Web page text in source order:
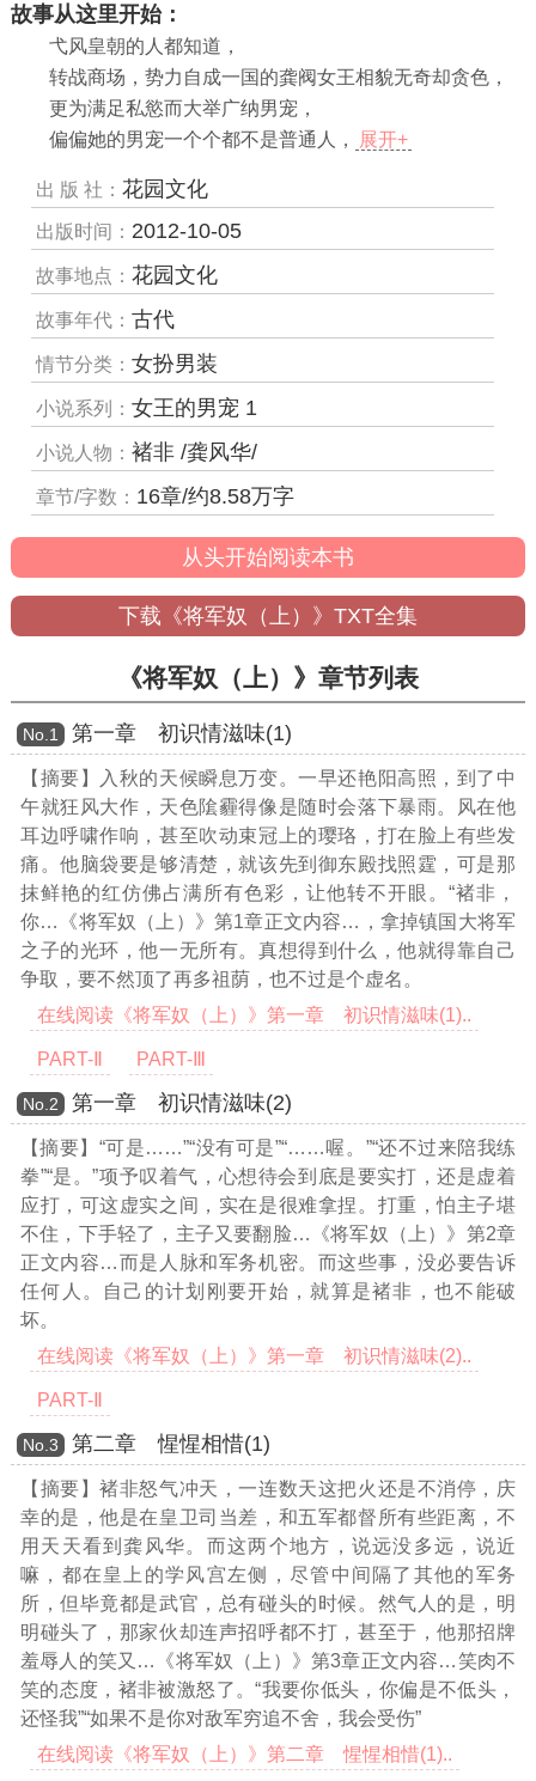
故事从这里开始：
弋风皇朝的人都知道，
转战商场，势力自成一国的龚阀女王相貌无奇却贪色，
更为满足私慾而大举广纳男宠，
偏偏她的男宠一个个都不是普通人，
展开+
出 版 社：花园文化
出版时间： 2012-10-05
故事地点：花园文化
故事年代：古代
情节分类：女扮男装
小说系列：女王的男宠 1
小说人物：褚非 /龚风华/
章节/字数： 16章/约8.58万字
从头开始阅读本书
下载《将军奴（上）》TXT全集
《将军奴（上）》章节列表
Νο.1 第一章 初识情滋味(1)
【摘要】入秋的天候瞬息万变。一早还艳阳高照，到了中
午就狂风大作，天色隂霾得像是随时会落下暴雨。风在他
耳边呼啸作响，甚至吹动束冠上的璎珞，打在脸上有些发
痛。他脑袋要是够清楚，就该先到御东殿找照霆，可是那
抹鲜艳的红仿佛占满所有色彩，让他转不开眼。“褚非，
你…《将军奴（上）》第1章正文内容… ，拿掉镇国大将军
之子的光环，他一无所有。真想得到什么，他就得靠自己
争取，要不然顶了再多祖荫，也不过是个虚名。
在线阅读《将军奴（上）》第一章 初识情滋味(1)..
PART-Ⅱ PART-Ⅲ
Νο.2 第一章 初识情滋味(2)
【摘要】“可是……”“没有可是”“……喔。”“还不过来陪我练
拳”“是。”项予叹着气，心想待会到底是要实打，还是虚着
应打，可这虚实之间，实在是很难拿捏。打重，怕主子堪
不住，下手轻了，主子又要翻脸…《将军奴（上）》第2章
正文内容…而是人脉和军务机密。而这些事，没必要告诉
任何人。自己的计划刚要开始，就算是褚非，也不能破
坏。
在线阅读《将军奴（上）》第一章 初识情滋味(2)..
PART-Ⅱ
Νο.3 第二章 惺惺相惜(1)
【摘要】褚非怒气冲天，一连数天这把火还是不消停，庆
幸的是，他是在皇卫司当差，和五军都督所有些距离，不
用天天看到龚风华。而这两个地方，说远没多远，说近
嘛，都在皇上的学风宫左侧，尽管中间隔了其他的军务
所，但毕竟都是武官，总有碰头的时候。然气人的是，明
明碰头了，那家伙却连声招呼都不打，甚至于，他那招牌
羞辱人的笑又 …《将军奴（上）》第3章正文内容…笑肉不
笑的态度，褚非被激怒了。“我要你低头，你偏是不低头，
还怪我”“如果不是你对敌军穷追不舍，我会受伤”
在线阅读《将军奴（上）》第二章 惺惺相惜(1)..